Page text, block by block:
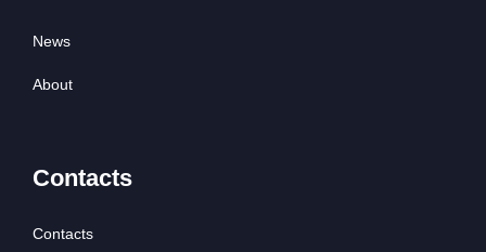
News
About
Contacts
Contacts